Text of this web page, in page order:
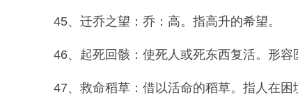
45、迁乔之望：乔：高。指高升的希望。
46、起死回骸：使死人或死东西复活。形容
47、救命稻草：借以活命的稻草。指人在困